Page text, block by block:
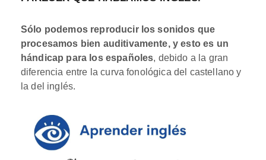
Sólo podemos reproducir los sonidos que
procesamos bien auditivamente, y esto es un
hándicap para los españoles, debido a la gran
diferencia entre la curva fonológica del castellano y
la del inglés.